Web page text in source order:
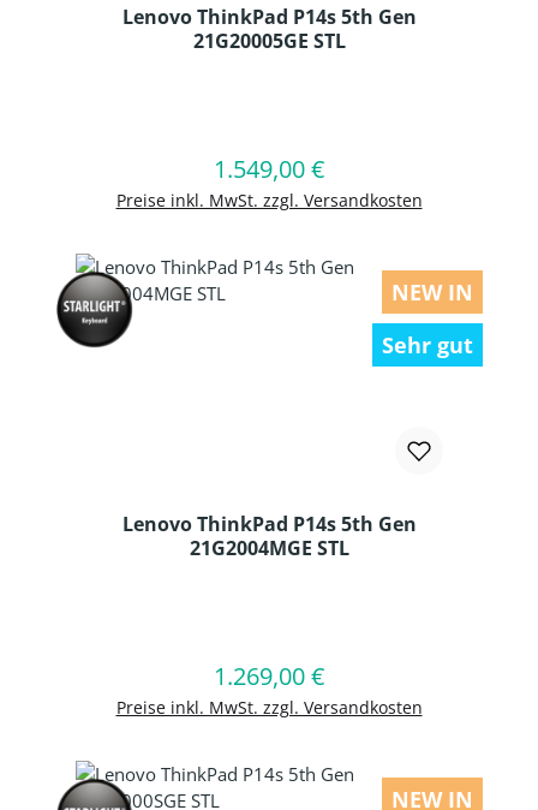
Lenovo ThinkPad P14s 5th Gen
21G20005GE STL
Regulärer Preis:
1.549,00 €
Preise inkl. MwSt. zzgl. Versandkosten
In den Warenkorb
NEW IN
Sehr gut
Lenovo ThinkPad P14s 5th Gen
21G2004MGE STL
Regulärer Preis:
1.269,00 €
Preise inkl. MwSt. zzgl. Versandkosten
In den Warenkorb
NEW IN